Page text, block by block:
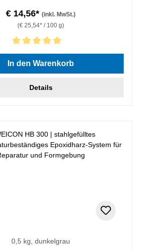
€ 14,56* (inkl. MwSt.)
(€ 25,54* / 100 g)
Bewertung von 5 von 5 Sternen
In den Warenkorb
Details
0,5 kg, dunkelgrau